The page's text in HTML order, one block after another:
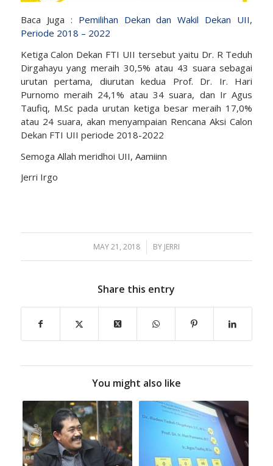
Baca Juga : Pemilihan Dekan dan Wakil Dekan UII,
Periode 2018 – 2022
Ketiga Calon Dekan FTI UII tersebut yaitu Dr. R Teduh
Dirgahayu yang meraih 30,5% atau 43 suara sebagai
urutan pertama, diurutan kedua Prof. Dr. Ir. Hari
Purnomo meraih 24,1% atau 34 suara, dan Ir Agus
Taufiq, M.Sc pada urutan ketiga besar meraih 17,0%
atau 24 suara, akan menyampaian Rencana Aksi Calon
Dekan FTI UII periode 2018-2022
Semoga Allah meridhoi UII, Aamiinn
Jerri Irgo
MAY 21, 2018
/ BY JERRI
Share this entry
You might also like